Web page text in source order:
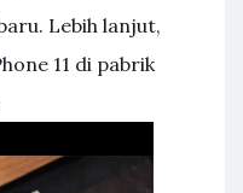
Lebih lanjut,
11 di pabrik